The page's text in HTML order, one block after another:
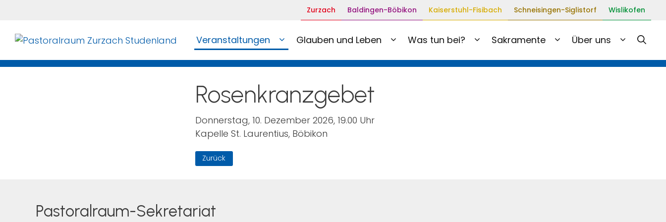
Zurzach Baldingen-Böbikon Kaiserstuhl-Fisibach Schneisingen-Siglistorf Wislikofen
Veranstaltungen Glauben und Leben Was tun bei? Sakramente Über uns
Rosenkranzgebet
Donnerstag, 10. Dezember 2026, 19.00 Uhr
Kapelle St. Laurentius, Böbikon
Zurück
Pastoralraum-Sekretariat